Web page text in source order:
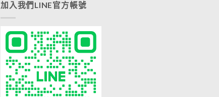
加入我們LINE官方帳號